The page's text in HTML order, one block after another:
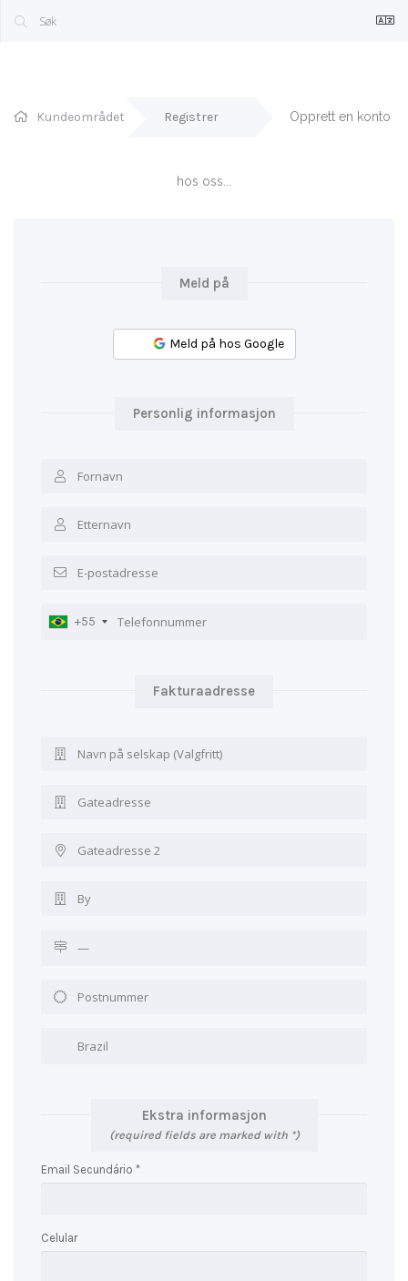
Kundeområdet Registrer Opprett en konto
hos oss...
Meld på
Meld på hos Google
Personlig informasjon
+55
Fakturaadresse
Ekstra informasjon
(required fields are marked with *)
Email Secundário *
Celular